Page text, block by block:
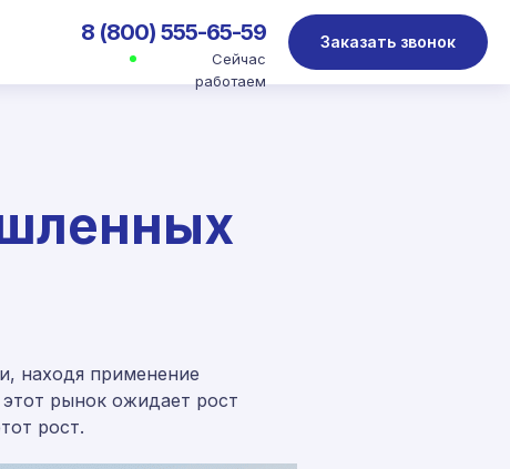
Заказать звонок
8 (800) 555-65-59
Сейчас
работаем
находя применение
рынок ожидает рост
рост.